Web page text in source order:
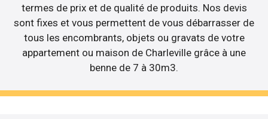
termes de prix et de qualité de produits. Nos devis
sont fixes et vous permettent de vous débarrasser de
tous les encombrants, objets ou gravats de votre
appartement ou maison de Charleville grâce à une
benne de 7 à 30m3.